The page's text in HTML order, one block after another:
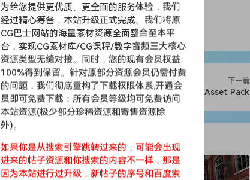
下一篇
魔幻森林-Deadly Forest - Modular Asset Pack
会员免费
为给您提供更优质、更全面的服务体验，我们
经过精心筹备，本站升级正式完成。我们将原
CG巴士网站的海量素材资源全面整合至本平
台，实现CG素材库/CG课程/数字音频三大核心
资源类型无缝对接。同时，您的现有会员权益
100%得到保留。针对原部分资源会员仍需付费
的问题，我们彻底重构了下载权限体系,开通会
员即可免费下载：所有会员等级均可免费访问
本站资源(极少部分珍稀资源和寄售资源除
外)。
如果你是从搜索引擎跳转过来的，可能会出现
进来的帖子资源和你搜索的内容不一样，那是
因为本站进行过升级，新帖子的序号和百度索